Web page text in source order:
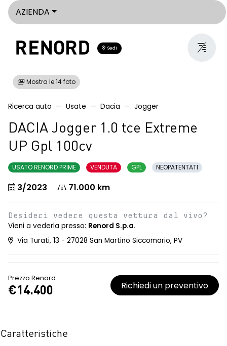
AZIENDA
Sedi
Mostra le 14 foto
Ricerca auto Usate Dacia Jogger
DACIA Jogger 1.0 tce Extreme
UP Gpl 100cv
USATO RENORD PRIME VENDUTA GPL NEOPATENTATI
3/2023 71.000 km
Desideri vedere questa vettura dal vivo?
Vieni a vederla presso: Renord S.p.a.
Via Turati, 13 - 27028 San Martino Siccomario, PV
Prezzo Renord
€14.400 Richiedi un preventivo
Caratteristiche